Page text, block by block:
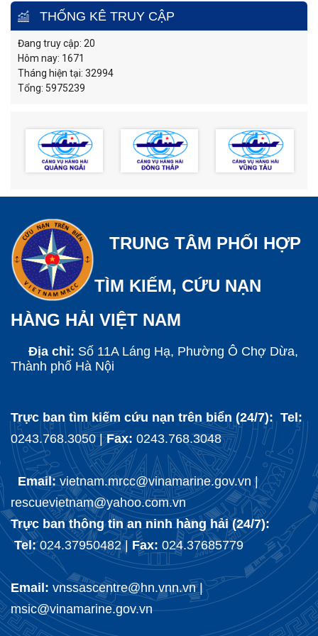
THỐNG KÊ TRUY CẬP
Đang truy cập: 20
Hôm nay: 1671
Tháng hiện tại: 32994
Tổng: 5975239
TRUNG TÂM PHỐI HỢP
TÌM KIẾM, CỨU NẠN
HÀNG HẢI VIỆT NAM
Địa chỉ: Số 11A Láng Hạ, Phường Ô Chợ Dừa,
Thành phố Hà Nội
Trực ban tìm kiếm cứu nạn trên biển (24/7): Tel:
0243.768.3050 |Fax: 0243.768.3048
Email:vietnam.mrcc@vinamarine.gov.vn |
rescuevietnam@yahoo.com.vn
Trực ban thông tin an ninh hàng hải (24/7):
Tel:024.37950482 | Fax: 024.37685779
Email: vnssascentre@hn.vnn.vn |
msic@vinamarine.gov.vn